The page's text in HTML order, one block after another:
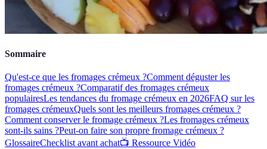
Sommaire
Qu'est-ce que les fromages crémeux ?Comment déguster les
fromages crémeux ?Comparatif des fromages crémeux
populairesLes tendances du fromage crémeux en 2026FAQ sur les
fromages crémeuxQuels sont les meilleurs fromages crémeux ?
Comment conserver le fromage crémeux ?Les fromages crémeux
sont-ils sains ?Peut-on faire son propre fromage crémeux ?
GlossaireChecklist avant achat📺 Ressource Vidéo